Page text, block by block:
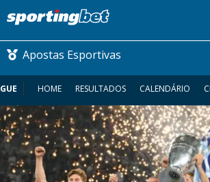
Apostas Esportivas
CONMEBOL LIBERTADORES
FUTEBOL NACIONAL
HOME RESULTADOS CALENDÁRIO